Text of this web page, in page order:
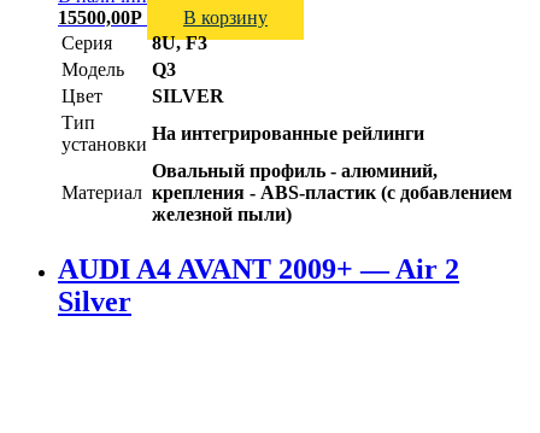
15500,00Р
В корзину
Серия
8U, F3
Модель
Q3
Цвет
SILVER
Тип
установки
На интегрированные рейлинги
Материал
Овальный профиль - алюминий,
крепления - ABS-пластик (с добавлением
железной пыли)
AUDI A4 AVANT 2009+ — Air 2
Silver